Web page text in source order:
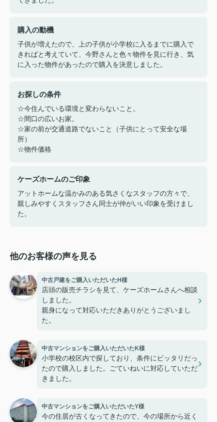
購入の動機
子供が増えたので、上の子供が小学校に入るまでに購入で
きればと考えていて、今野さんと色々物件を見に行き、気
に入った物件があったので購入を決意しました。
お探しの条件
☆今住んでいる環境と変わらないこと。
☆間口の広いお家。
☆家の前が交通道路でないこと（子供にとって安全な場
所）
☆物件価格
ケーズホームのご印象
アットホームな温かみのある気さくなスタッフの方々で、
親しみやすくスタッフさん同士が仲がいい印象を受けまし
た。
他のお客様の声を見る
中古戸建をご購入いただいたH様
店頭の販売チラシを見て、ケーズホームさんへ相談
しました。
親身になって対応いただきありがとうございまし
た。
中古マンションをご購入いただいたK様
小学校の校区内で探しており、条件にピッタリだっ
たので購入しました。ごていねいに対応していただ
きました。
中古マンションをご購入いただいたY様
今の住居が古くなってきたので、今の場所から近く